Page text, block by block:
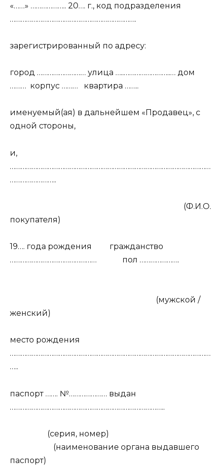
«……» ……………….. 20…. г., код подразделения
…………………………………………………………….
зарегистрированный по адресу:
город ……………………… улица …..……………………..… дом
……… корпус ……… квартира ……..
именуемый(ая) в дальнейшем «Продавец», с
одной стороны,
и,
…………………………………………………………………………………………………
……………………..
(Ф.И.О.
покупателя)
19…. года рождения
гражданство
…………………………………………
пол ………………….
(мужской /
женский)
место рождения
…………………………………………………………………………………………………
…..
паспорт ……. №………………… выдан
…………………………………………………………………………..
(серия, номер)
(наименование органа выдавшего
паспорт)